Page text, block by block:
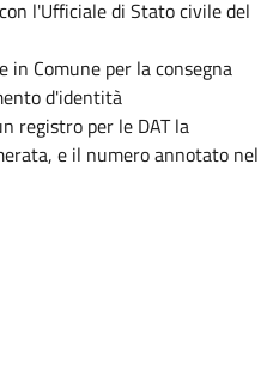
l'Ufficiale di Stato civile del
in Comune per la consegna
d'identità
registro per le DAT la
e il numero annotato nel